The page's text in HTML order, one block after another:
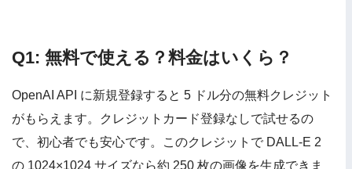
Q1: 無料で使える？料金はいくら？
OpenAI API に新規登録すると 5 ドル分の無料クレジット
がもらえます。クレジットカード登録なしで試せるの
で、初心者でも安心です。このクレジットで DALL-E 2
の 1024×1024 サイズなら約 250 枚の画像を生成できま